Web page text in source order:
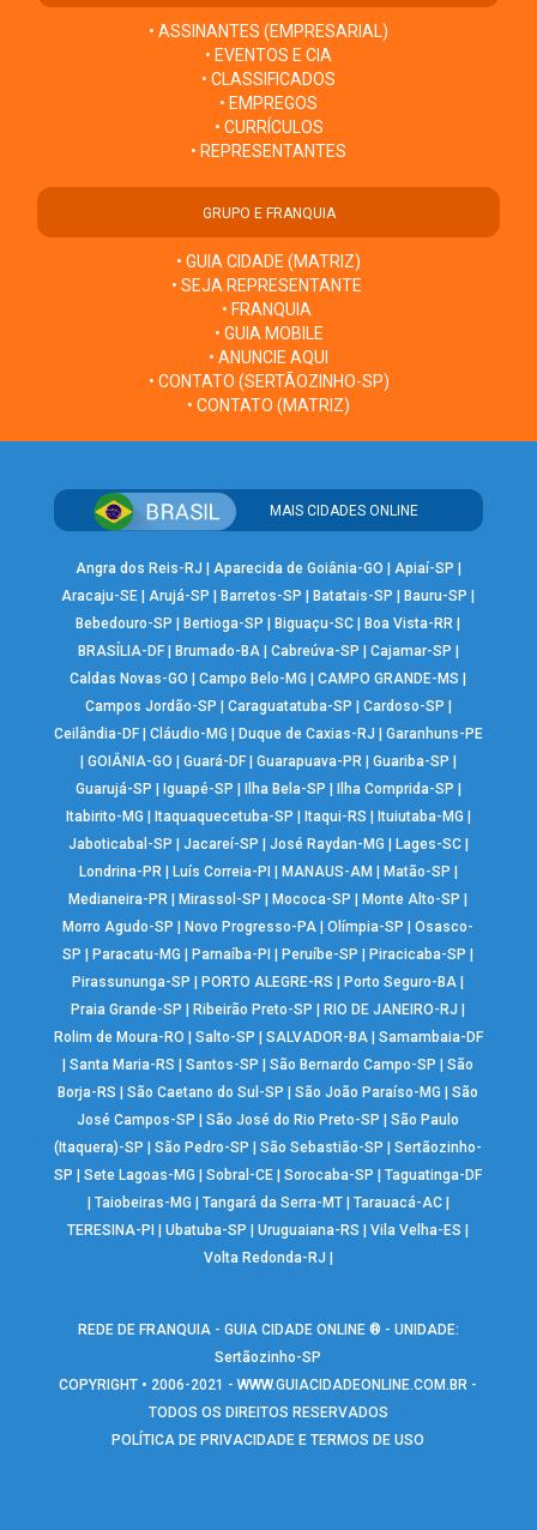
• ASSINANTES (EMPRESARIAL)
• EVENTOS E CIA
• CLASSIFICADOS
• EMPREGOS
• CURRÍCULOS
• REPRESENTANTES
GRUPO E FRANQUIA
• GUIA CIDADE (MATRIZ)
• SEJA REPRESENTANTE
• FRANQUIA
• GUIA MOBILE
• ANUNCIE AQUI
• CONTATO (SERTÃOZINHO-SP)
• CONTATO (MATRIZ)
MAIS CIDADES ONLINE
Angra dos Reis-RJ Aparecida de Goiânia-GO Apiaí-SP
Aracaju-SE |Arujá-SP Barretos-SP Batatais-SP Bauru-SP
Bebedouro-SP
Bertioga-SP Biguaçu-SC Boa Vista-RR
BRASÍLIA-DF| Brumado-BA| Cabreúva-SP Cajamar-SP
Caldas Novas-GO
|Campo Belo-MG |CAMPO GRANDE-MS
Campos Jordão-SP
Caraguatatuba-SP Cardoso-SP
Ceilândia-DF| Cláudio-MG Duque de Caxias-RJ
Garanhuns-PE
GOIÂNIA-GO Guará-DF| Guarapuava-PR| Guariba-SP
Guarujá-SP
Iguapé-SP Ilha Bela-SP Ilha Comprida-SP
Itabirito-MG
Itaquaquecetuba-SP Itaqui-RS Ituiutaba-MG
Jaboticabal-SP
Jacareí-SP José Raydan-MG Lages-SC|
Londrina-PR| Luís Correia-PI MANAUS-AM Matão-SP
Medianeira-PR
Mirassol-SP Mococa-SP Monte Alto-SP
Morro Agudo-SP
Novo Progresso-PA |Olímpia-SP |Osasco-
SP
Paracatu-MG Parnaíba-PI Peruíbe-SP Piracicaba-SP
Pirassununga-SP
PORTO ALEGRE-RS Porto Seguro-BA
Praia Grande-SP
Ribeirão Preto-SP RIO DE JANEIRO-RJ
Rolim de Moura-RO
Salto-SP SALVADOR-BA| Samambaia-DF
|Santa Maria-RS |Santos-SP |São Bernardo Campo-SP |São
Borja-RS
|São Caetano do Sul-SP |São João Paraíso-MG |São
José Campos-SP
|São José do Rio Preto-SP |São Paulo
(Itaquera)-SP
|São Pedro-SP |São Sebastião-SP |Sertãozinho-
SP
|Sete Lagoas-MG |Sobral-CE |Sorocaba-SP |Taguatinga-DF
Taiobeiras-MG Tangará da Serra-MT| Tarauacá-AC|
TERESINA-PI
|Ubatuba-SP |Uruguaiana-RS |Vila Velha-ES
Volta Redonda-RJ
REDE DE FRANQUIA - GUIA CIDADE ONLINE ® - UNIDADE:
Sertãozinho-SP
COPYRIGHT • 2006-2021 -WWW.GUIACIDADEONLINE.COM.BR -
TODOS OS DIREITOS RESERVADOS
POLÍTICA DE PRIVACIDADE E TERMOS DE USO